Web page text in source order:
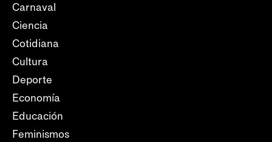
Carnaval
Ciencia
Cotidiana
Cultura
Deporte
Economía
Educación
Feminismos